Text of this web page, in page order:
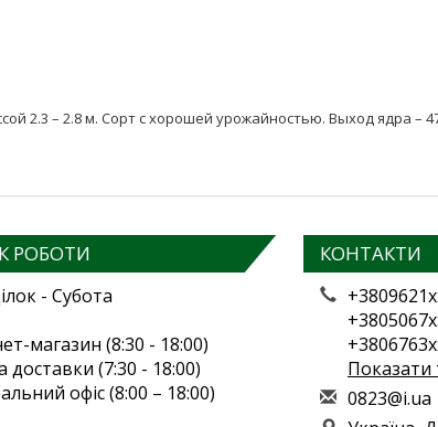
2.3 – 2.8 м. Сорт с хорошей урожайностью. Выход ядра –
РОБОТИ
- Субота
магазин (8:30 - 18:00)
доставки (7:30 - 18:00)
офіс (8:00 – 18:00)
КОНТАКТИ
Показати
0823@i.ua